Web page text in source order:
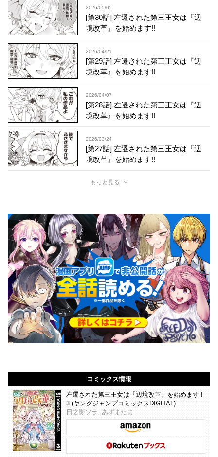
2026/05/05
[第30話] 左遷された第三王女は『辺
境改革』を始めます!!
2026/04/21
[第29話] 左遷された第三王女は『辺
境改革』を始めます!!
2026/04/07
[第28話] 左遷された第三王女は『辺
境改革』を始めます!!
2026/03/24
[第27話] 左遷された第三王女は『辺
境改革』を始めます!!
もっと見る
コミックス情報
左遷された第三王女は『辺境改革』を始めます!!
3 (ヤングジャンプコミックスDIGITAL)
日之影ソラ, あずまたま